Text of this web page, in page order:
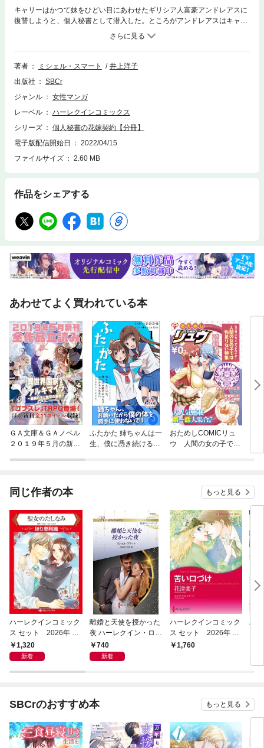
キャリーはかつて妹をひどい目にあわせたギリシア人富豪アンドレアスに
復讐しようと、個人秘書として潜入した。ところがアンドレアスはキャリ
ーの正体を見抜き潜入の目的を探ろうと、ぶどうの皮をむかせたり裸を見
せつけたりと、挑発するようにきわどい命令ばかりする。我慢の限界から
キャリーが反発すると、この潜入は違法だとして訴訟を起こす覚悟がある
という彼は、一方で思いがけない解決策を提案してきた。６か月間、妻に
著者 ミシェル・スマート
井上洋子
出版社
SBCr
ジャンル
女性マンガ
レーベル
ハーレクインコミックス
シリーズ
個人秘書の花嫁契約【分冊】
電子版配信開始日
2022/04/15
ファイルサイズ
2.60 MB
作品をシェアする
あわせてよく買われている本
ＧＡ文庫＆ＧＡノベル
２０１９年５月の新
ふたかた 姉ちゃんは一
生、僕に憑き続けるつ
おためしCOMICリュ
ウ 人間の女の子では
イ
同じ作者の本 もっと見る
ハーレクインコミック
ス セット 2026年 vo
l.1015
1,320
新着
離婚と天使を授かった
夜 ハーレクイン・ロマ
ンス～純潔のシンデレ
ラ～
740
新着
ハーレクインコミック
ス セット 2026年 vo
l.918
1,760
ハ
SBCrのおすすめ本 もっと見る